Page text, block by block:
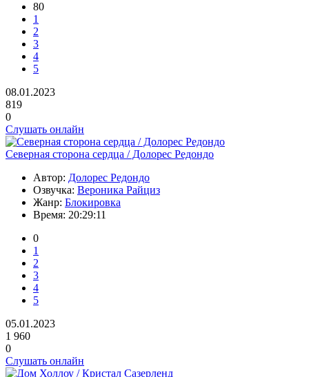
80
1
2
3
4
5
08.01.2023
819
0
Слушать онлайн
Северная сторона сердца / Долорес Редондо
Автор: Долорес Редондо
Озвучка: Вероника Райциз
Жанр: Блокировка
Время: 20:29:11
0
1
2
3
4
5
05.01.2023
1 960
0
Слушать онлайн